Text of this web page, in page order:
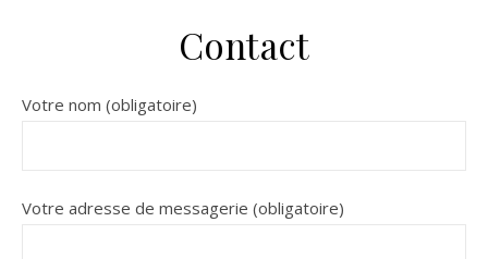
Contact
Votre nom (obligatoire)
Votre adresse de messagerie (obligatoire)